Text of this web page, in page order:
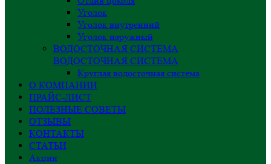
Уголок
Уголок внутренний
Уголок наружный
ВОДОСТОЧНАЯ СИСТЕМА
ВОДОСТОЧНАЯ СИСТЕМА
Круглая водосточная система
О КОМПАНИИ
ПРАЙС-ЛИСТ
ПОЛЕЗНЫЕ СОВЕТЫ
ОТЗЫВЫ
КОНТАКТЫ
СТАТЬИ
Акции